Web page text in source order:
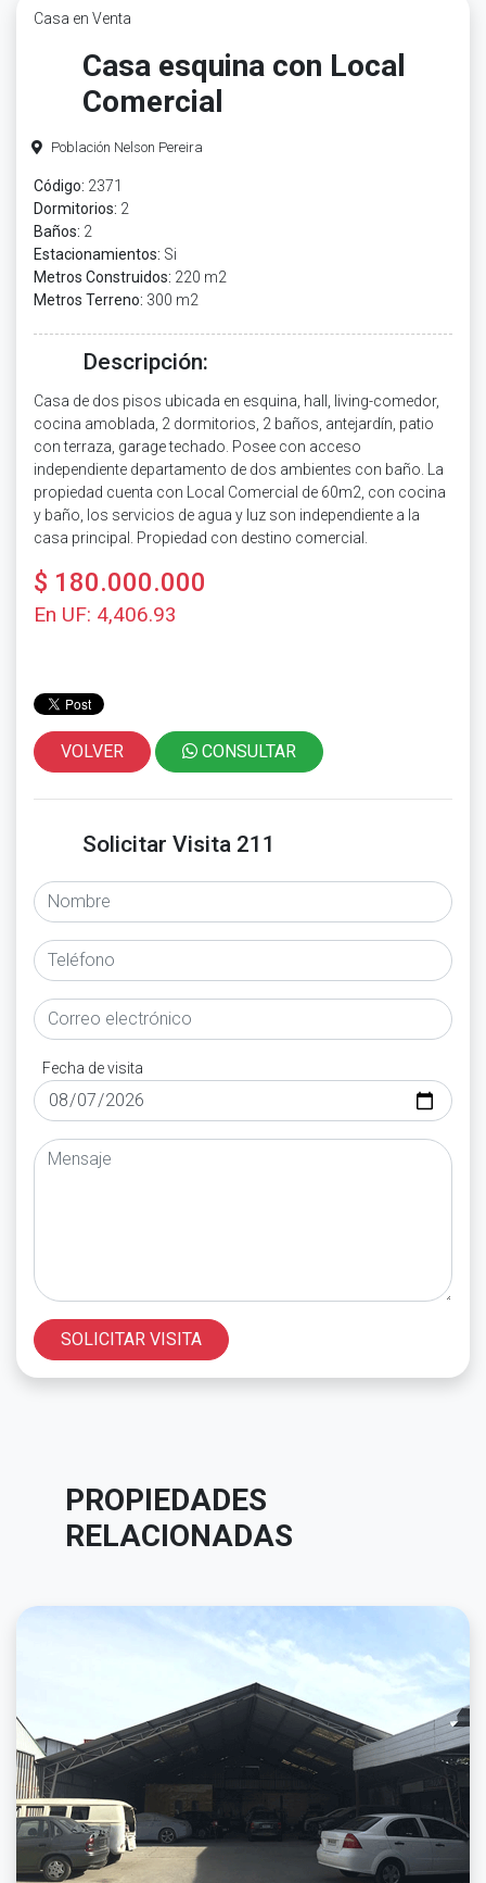
Casa en Venta
Casa esquina con Local
Comercial
Población Nelson Pereira
Código: 2371
Dormitorios: 2
Baños: 2
Estacionamientos: Si
Metros Construidos: 220 m2
Metros Terreno: 300 m2
Descripción:
Casa de dos pisos ubicada en esquina, hall, living-comedor,
cocina amoblada, 2 dormitorios, 2 baños, antejardín, patio
con terraza, garage techado. Posee con acceso
independiente departamento de dos ambientes con baño. La
propiedad cuenta con Local Comercial de 60m2, con cocina
y baño, los servicios de agua y luz son independiente a la
casa principal. Propiedad con destino comercial.
$ 180.000.000
En UF: 4,406.93
VOLVER CONSULTAR
Solicitar Visita 211
Fecha de visita
SOLICITAR VISITA
PROPIEDADES
RELACIONADAS